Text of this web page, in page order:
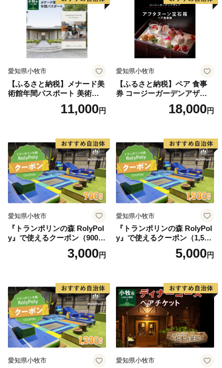
料無料
愛知県小牧市
【ふるさと納税】メナード美
術館年間パスポート 美術館
11,000円
愛知県小牧市
【ふるさと納税】ペア 食事
券 コージーガーデンアザレ
ア アフタヌーン宝石箱 ホテ
ル特製 デザート 6種類 サン
ティー チケット 券 2名様分
お祝 誕生日 記念日 名鉄小牧
ホテル 愛知県 小牧市 送料無
料
18,000円
愛知県小牧市
『トランポリンの森 RolyPol
y』で使えるクーポン（900
3,000円
愛知県小牧市
『トランポリンの森 RolyPol
y』で使えるクーポン（1,500
5,000円
愛知県小牧市 愛知県小牧市